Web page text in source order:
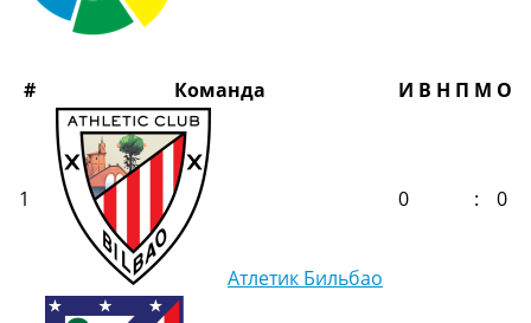
Украина. Премьер-Лига
Англия. Премьер Лига
Испания. Ла Лига
Другие Турниры >>>
Таблицы
Таблицы групп Чемпионата Мира
Украина. Премьер-Лига
Украина. Первая Лига
Лига Чемпионов. Таблицы групп
Англия. Премьер-Лига
# Команда И В Н П М О
1
Атлетик Бильбао
0 : 0